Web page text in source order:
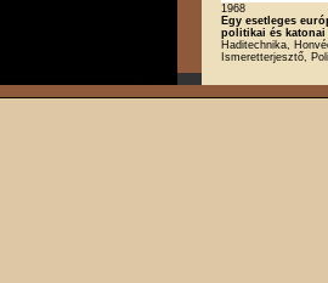
1968
Egy esetleges
politikai és katonai
Haditechnika,
Ismeretterjesztő,